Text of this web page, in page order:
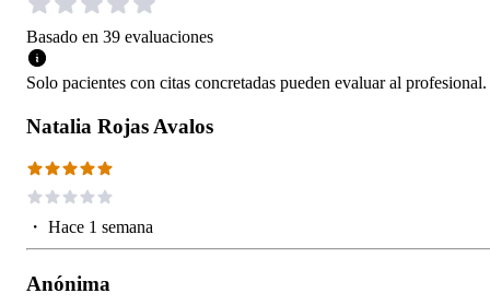
Basado en 39 evaluaciones
Solo pacientes con citas concretadas pueden evaluar al profesional.
Natalia Rojas Avalos
・ Hace 1 semana
Anónima